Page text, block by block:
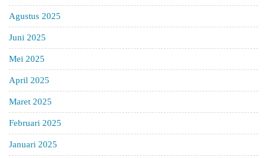
Agustus 2025
Juni 2025
Mei 2025
April 2025
Maret 2025
Februari 2025
Januari 2025